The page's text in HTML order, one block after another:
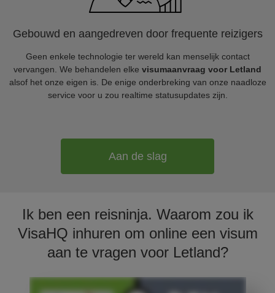
Gebouwd en aangedreven door frequente reizigers
Geen enkele technologie ter wereld kan menselijk contact
vervangen. We behandelen elke visumaanvraag voor Letland
alsof het onze eigen is. De enige onderbreking van onze naadloze
service voor u zou realtime statusupdates zijn.
Aan de slag
Ik ben een reisninja. Waarom zou ik
VisaHQ inhuren om online een visum
aan te vragen voor Letland?